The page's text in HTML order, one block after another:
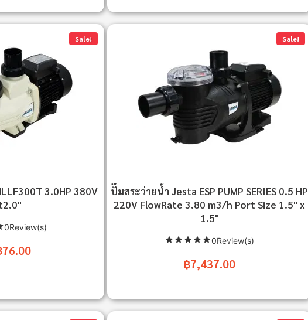
Sale!
3.0HP 380V
0Review(s)
Sale!
ปั๊มสระว่ายน้ำ Jesta ESP PUMP SERIES 0.5 HP
220V FlowRate 3.80 m3/h Port Size 1.5" x
1.5"
0Review(s)
฿7,437.00